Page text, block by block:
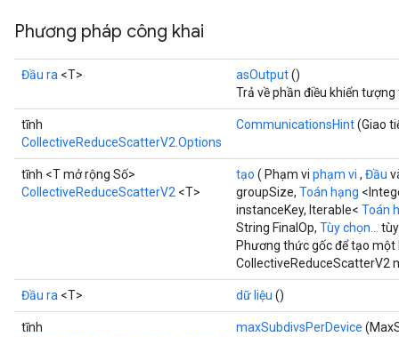
Phương pháp công khai
Đầu ra <T> asOutput()
Trả về phần điều khiển
tĩnh
CollectiveReduceScatterV2.Options
CommunicationsHint(Giao
tĩnh <T mở rộng Số>
CollectiveReduceScatterV2 <T>
tạo ( Phạm vi phạm vi , Đầu
groupSize, Toán hạng
instanceKey, Iterable< Toán
String FinalOp, Tùy chọn...
Phương thức gốc để tạo
CollectiveReduceScatterV2
Đầu ra <T> dữ liệu ()
tĩnh
maxSubdivsPerDevice